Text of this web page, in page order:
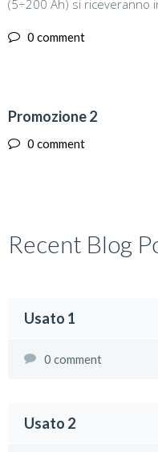
(5÷200 Ah) si riceveranno
0 comment
25
Promozione 2
0 comment
Recent Blog
Usato 1
0 comment
Usato 2